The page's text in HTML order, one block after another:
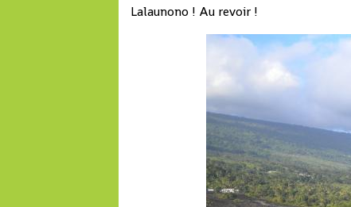
Lalaunono ! Au revoir !